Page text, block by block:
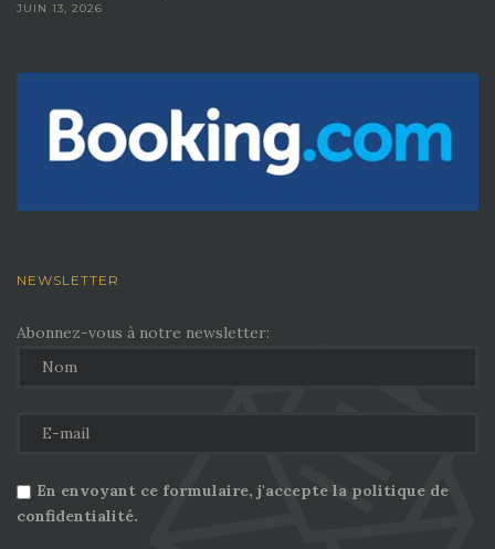
JUIN 13, 2026
NEWSLETTER
Abonnez-vous à notre newsletter:
En envoyant ce formulaire, j'accepte la politique de
confidentialité.